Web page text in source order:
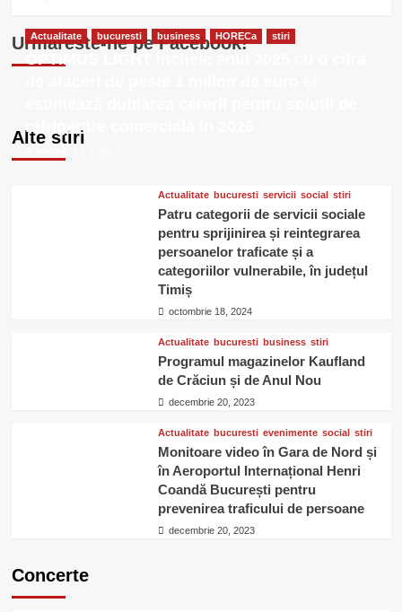
despre
Revelion
Urmareste-ne pe Facebook!
Alte stiri
Actualitate bucuresti business HORECa stiri
OPTIMUS LIGHT încheie anul 2025 cu o cifră
refrigerare comercială în 2026
Actualitate bucuresti servicii social stiri
Patru categorii de servicii sociale
pentru sprijinirea și reintegrarea
persoanelor traficate și a
categoriilor vulnerabile, în județul
Timiș
octombrie 18, 2024
Actualitate bucuresti business stiri
Programul magazinelor Kaufland
de Crăciun și de Anul Nou
decembrie 20, 2023
Actualitate bucuresti evenimente social stiri
Monitoare video în Gara de Nord și
în Aeroportul Internațional Henri
Coandă București pentru
prevenirea traficului de persoane
decembrie 20, 2023
Concerte